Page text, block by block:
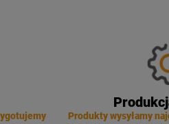
Produkty wysyłamy